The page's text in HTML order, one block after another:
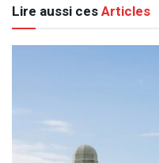
Lire aussi cesArticles